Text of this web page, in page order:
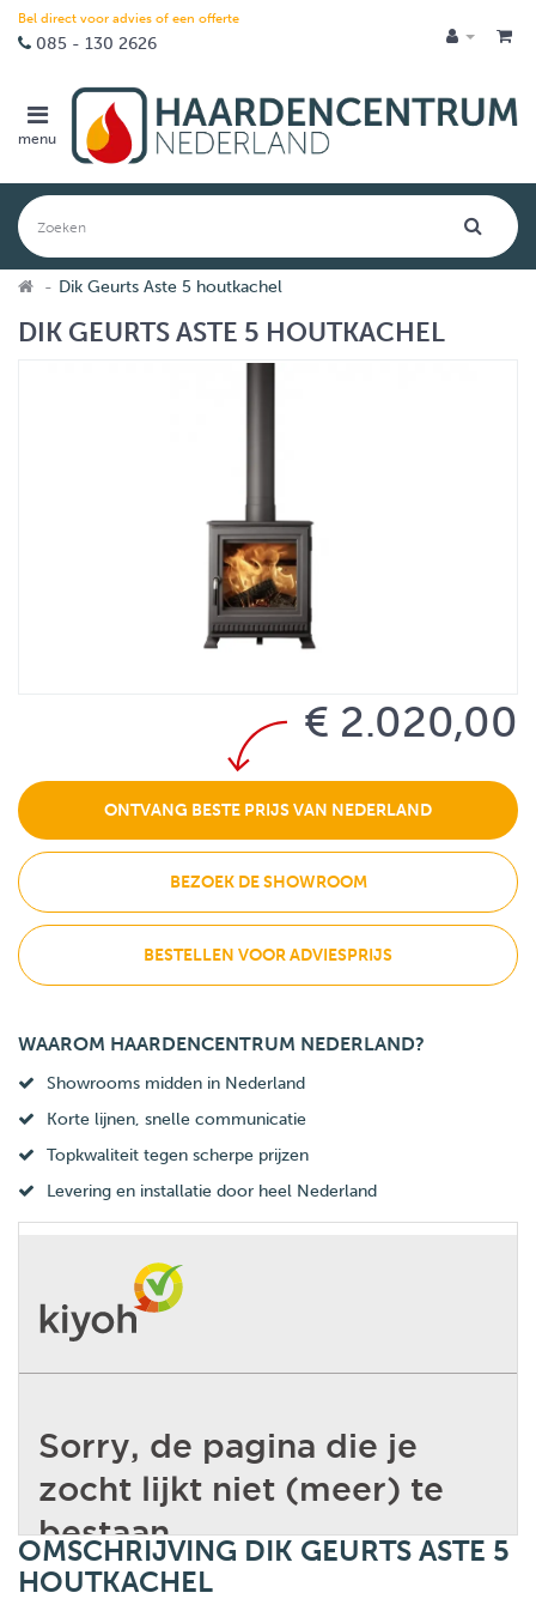
Bel direct voor advies of een offerte
085 - 130 2626
menu
Dik Geurts Aste 5 houtkachel
DIK GEURTS ASTE 5 HOUTKACHEL
€ 2.020,00
ONTVANG BESTE PRIJS VAN NEDERLAND
BEZOEK DE SHOWROOM
BESTELLEN VOOR ADVIESPRIJS
WAAROM HAARDENCENTRUM NEDERLAND?
Showrooms midden in Nederland
Korte lijnen, snelle communicatie
Topkwaliteit tegen scherpe prijzen
Levering en installatie door heel Nederland
OMSCHRIJVING DIK GEURTS ASTE 5
HOUTKACHEL